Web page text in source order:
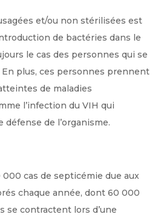
et/ou non stérilisées est
de bactéries dans le
le cas des personnes qui se
plus, ces personnes prennent
de maladies
l’infection du VIH qui
de l’organisme.
000 cas de septicémie due aux
chaque année, dont 60 000
se contractent lors d’une